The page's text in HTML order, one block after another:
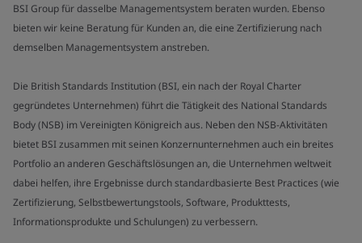
BSI Group für dasselbe Managementsystem beraten wurden. Ebenso
bieten wir keine Beratung für Kunden an, die eine Zertifizierung nach
demselben Managementsystem anstreben.
Die British Standards Institution (BSI, ein nach der Royal Charter
gegründetes Unternehmen) führt die Tätigkeit des National Standards
Body (NSB) im Vereinigten Königreich aus. Neben den NSB-Aktivitäten
bietet BSI zusammen mit seinen Konzernunternehmen auch ein breites
Portfolio an anderen Geschäftslösungen an, die Unternehmen weltweit
dabei helfen, ihre Ergebnisse durch standardbasierte Best Practices (wie
Zertifizierung, Selbstbewertungstools, Software, Produkttests,
Informationsprodukte und Schulungen) zu verbessern.